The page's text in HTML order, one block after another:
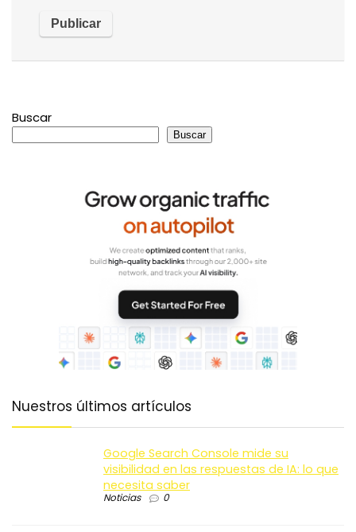
Buscar
Buscar
Nuestros últimos artículos
Google Search Console mide su
visibilidad en las respuestas de IA: lo que
necesita saber
Noticias 0